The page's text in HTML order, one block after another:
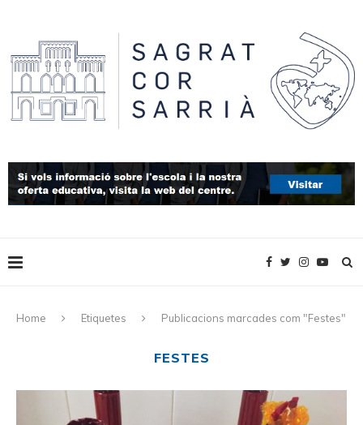
Home Etiquetes Publicacions marcades com "Festes"
FESTES